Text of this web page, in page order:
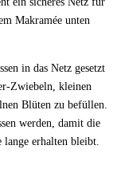
Makramée unten
in das Netz gesetzt
Zwiebeln, kleinen
Blüten zu befüllen.
werden, damit die
erhalten bleibt.